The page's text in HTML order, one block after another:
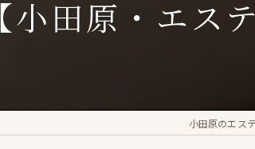
田原・エス
小田原のエス